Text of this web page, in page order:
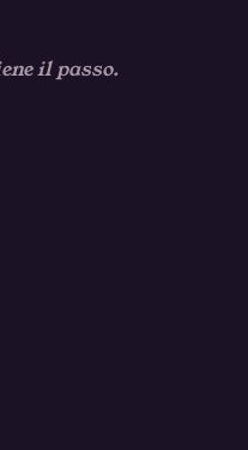
il passo.